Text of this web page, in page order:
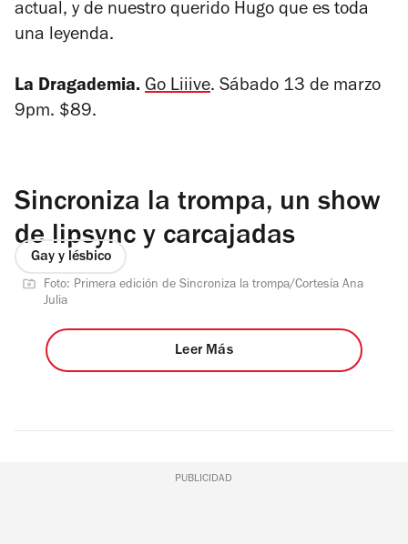
actual, y de nuestro querido Hugo que es toda
una leyenda.
La Dragademia. Go Liiive. Sábado 13 de marzo
9pm. $89.
Sincroniza la trompa, un show
de lipsync y carcajadas
Gay y lésbico
Foto: Primera edición de Sincroniza la trompa/Cortesía Ana
Julia
Leer Más
PUBLICIDAD